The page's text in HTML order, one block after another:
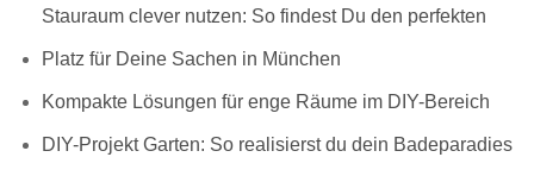
Stauraum clever nutzen: So findest Du den perfekten
Platz für Deine Sachen in München
Kompakte Lösungen für enge Räume im DIY-Bereich
DIY-Projekt Garten: So realisierst du dein Badeparadies